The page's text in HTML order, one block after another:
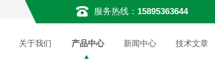
服务热线： 15895363644
关于我们 产品中心 新闻中心 技术文章